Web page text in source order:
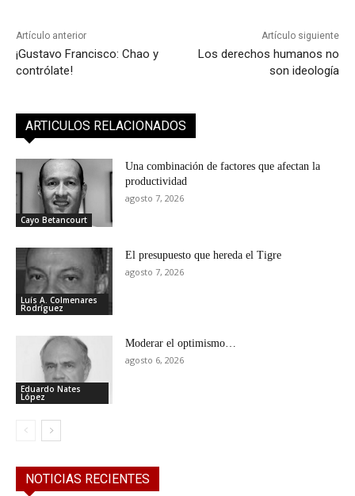
Artículo anterior
¡Gustavo Francisco: Chao y
contrólate!
Artículo siguiente
Los derechos humanos no
son ideología
ARTICULOS RELACIONADOS
Cayo Betancourt
Una combinación de factores que afectan la
productividad
agosto 7, 2026
Luís A. Colmenares
Rodríguez
El presupuesto que hereda el Tigre
agosto 7, 2026
Eduardo Nates
López
Moderar el optimismo…
agosto 6, 2026
NOTICIAS RECIENTES